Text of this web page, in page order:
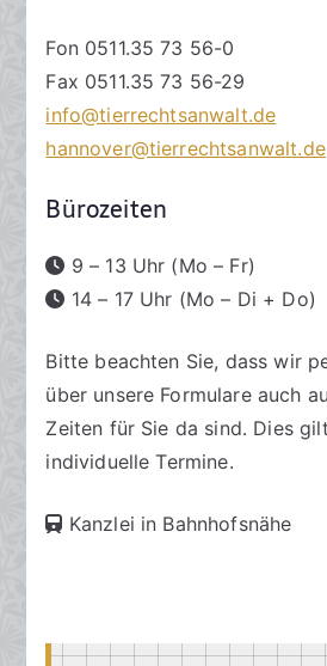
Fon 0511.35 73 56-0
Fax 0511.35 73 56-29
info@tierrechtsanwalt.de
hannover@tierrechtsanwalt.de
Bürozeiten
9 – 13 Uhr (Mo – Fr)
14 – 17 Uhr (Mo – Di + Do)
Bitte beachten Sie, dass wir
über unsere Formulare auch
Zeiten für Sie da sind. Dies
individuelle Termine.
Kanzlei in Bahnhofsnähe